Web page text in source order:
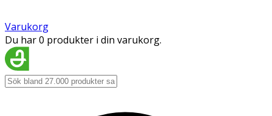
Varukorg
Du har 0 produkter i din varukorg.